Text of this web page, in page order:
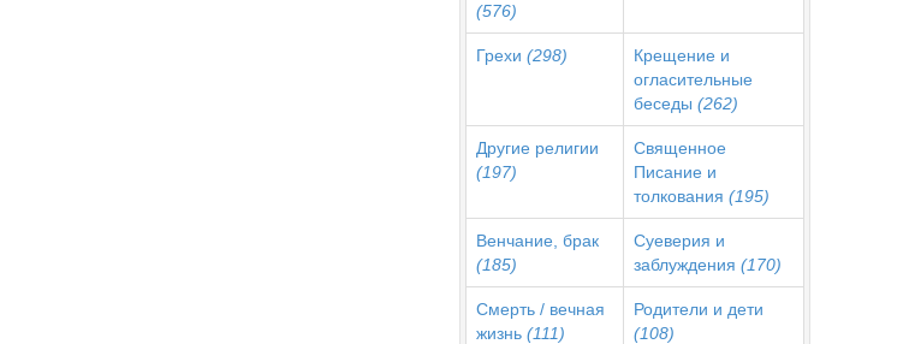
(576)
Грехи (298)
Крещение и
огласительные
беседы (262)
Другие религии
(197)
Священное
Писание и
толкования (195)
Венчание, брак
(185)
Суеверия и
заблуждения (170)
Смерть / вечная
жизнь (111)
Родители и дети
(108)